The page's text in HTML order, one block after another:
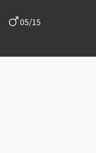
會，去創造我所想表現
劇集特別有憧憬，記得
是要帶給大家共鳴，讓
05/15